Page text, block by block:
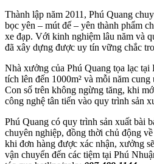
Thành lập năm 2011, Phú Quang
bọc yên – mút đế – yên thành phẩm
xe đạp. Với kinh nghiệm lâu năm và
đã xây dựng được uy tín vững chắc
Nhà xưởng của Phú Quang tọa lạc
tích lên đến 1000m² và mỗi năm
Con số trên không ngừng tăng, khi
công nghệ tân tiến vào quy trình sản
Phú Quang có quy trình sản xuất bài
chuyên nghiệp, đồng thời chủ động
khi đơn hàng được xác nhận, xưởng
vận chuyển đến các tiệm tại Phú